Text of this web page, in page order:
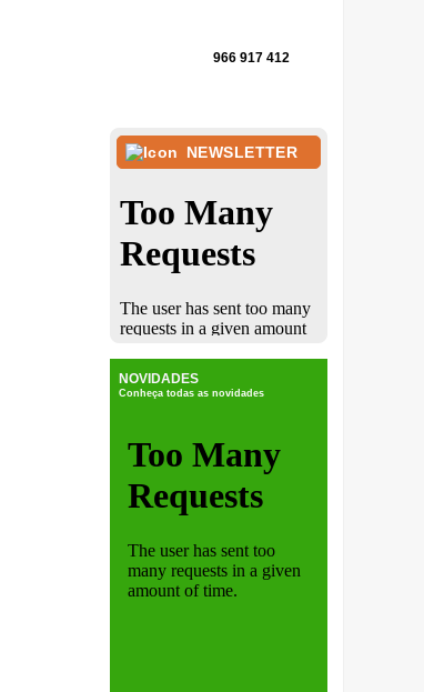
966 917 412
NEWSLETTER
NOVIDADES
Conheça todas as novidades